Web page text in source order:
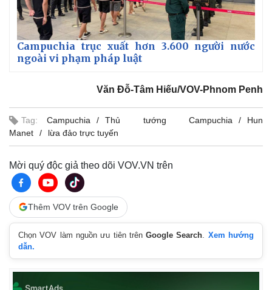
Campuchia trục xuất hơn 3.600 người nước
ngoài vi phạm pháp luật
Văn Đỗ-Tâm Hiếu/VOV-Phnom Penh
Tag: Campuchia Thủ tướng Campuchia
Hun
Manet
lừa đảo trực tuyến
Mời quý độc giả theo dõi VOV.VN trên
Thêm VOV trên Google
Chọn VOV làm nguồn ưu tiên trênGoogle Search
Xem hướng
dẫn.